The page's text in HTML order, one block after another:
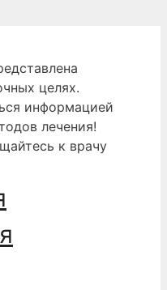
целях.
информацией
лечения!
к врачу